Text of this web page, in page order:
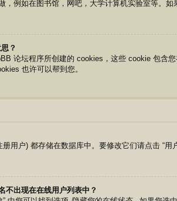
，例如在图书馆，网吧，大学计算机实验室等。
？
论坛程序所创建的 cookies，这些 cookie 包含
也许可以帮到您。
用户) 都存储在数据库中。要修改它们请点击 “
不出现在在线用户列表中？